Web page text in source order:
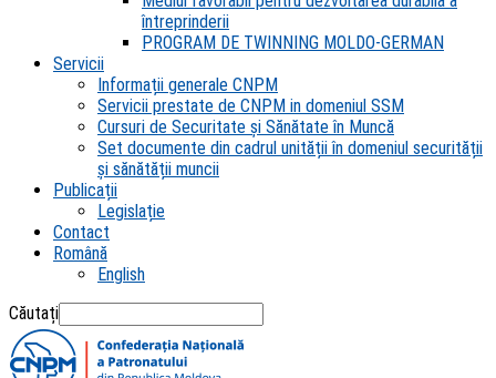
întreprinderii
PROGRAM DE TWINNING MOLDO-GERMAN
Servicii
Informații generale CNPM
Servicii prestate de CNPM in domeniul SSM
Cursuri de Securitate și Sănătate în Muncă
Set documente din cadrul unității în domeniul securității
și sănătății muncii
Publicații
Legislație
Contact
Română
English
Căutați